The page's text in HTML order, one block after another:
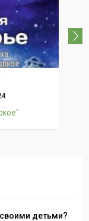
детьми?